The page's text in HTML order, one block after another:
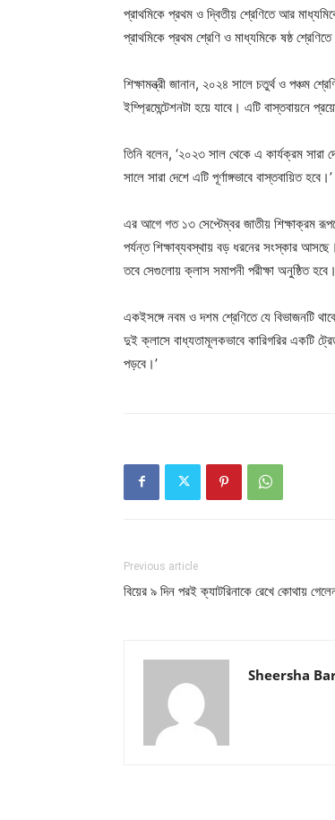
প্রাথমিকে প্রথম ও দ্বিতীয় শ্রেণিতে আর
প্রাথমিকে প্রথম শ্রেণি ও মাধ্যমিকে ষষ্ঠ
শিক্ষামন্ত্রী জানান, ২০২৪ সালে চতুর্থ ও পঞ্চম
ইম্প্রিমেন্টেশনটা হয়ে যাবে। এটি বাস্তবায়নে
তিনি বলেন, ‘২০২৩ সাল থেকে এ কার্যক্রম সারা
সালে সারা দেশে এটি পূর্ণাঙ্গভাবে বাস্তবায়িত হবে।’
এর আগে গত ১৩ সেপ্টেম্বর জাতীয় শিক্ষাক্রম
পর্যন্ত শিক্ষাব্যবস্থায় বড় ধরনের সংস্কার
তবে সেগুলোয় ক্লাস সমাপনী পরীক্ষা অনুষ্ঠিত
‌একইসঙ্গে নবম ও দশম শ্রেণিতে যে বিভাজনটি
দুই ক্লাসে বাধ্যতামূলকভাবে কারিগরির একটি
পড়বে।’
Previous article
বিয়ের ৯ দিন পরই ক্যাটরিনাকে রেখে কোথায়
Sheersha